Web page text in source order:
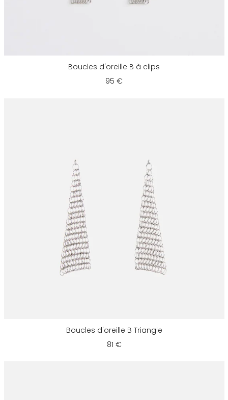
Boucles d'oreille B à clips
95 €
Boucles d'oreille B Triangle
81 €